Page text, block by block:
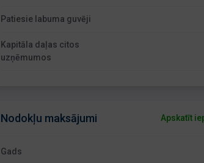
Patiesie labuma guvēji
Kapitāla daļas citos
uzņēmumos
Nodokļu maksājumi Apskatīt
Gads